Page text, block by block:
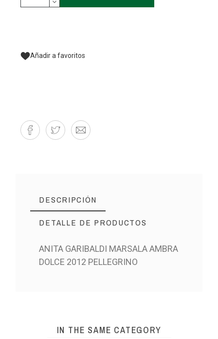
Añadir a favoritos
DESCRIPCIÓN
DETALLE DE PRODUCTOS
ANITA GARIBALDI MARSALA AMBRA
DOLCE 2012 PELLEGRINO
IN THE SAME CATEGORY